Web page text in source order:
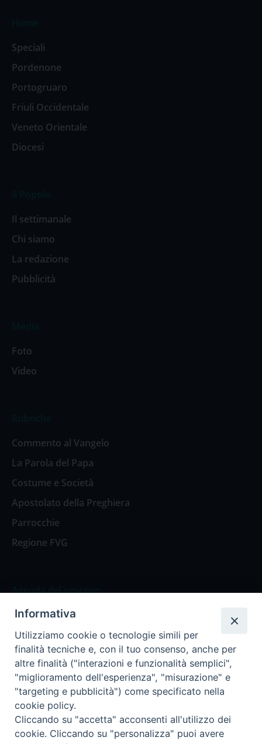
Speciali
Pordenone
Portogruaro
Friuli Occidentale
Veneto Orientale
Diocesi
Il settimanale
Chi siamo
La redazione
Pubblicità
Foto
Video
Commento al Vangelo
La Parola del Papa
Costume e Società
Apostolato della Preghiera
Parrocchie
Regione FVG
Agenda del vescovo
Agenda del vescovo
Privacy Policy Trasparenza
Termini e Condizioni
Informativa
Utilizziamo cookie o tecnologie simili per
finalità tecniche e, con il tuo consenso, anche per
altre finalità ("interazioni e funzionalità semplici",
"miglioramento dell'esperienza", "misurazione" e
"targeting e pubblicità") come specificato nella
cookie policy.
Cliccando su "accetta" acconsenti all'utilizzo dei
cookie. Cliccando su "personalizza" puoi avere